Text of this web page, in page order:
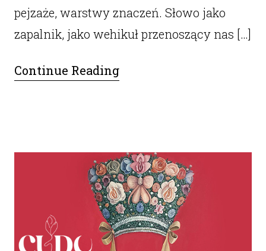
pejzaże, warstwy znaczeń. Słowo jako
zapalnik, jako wehikuł przenoszący nas […]
Continue Reading